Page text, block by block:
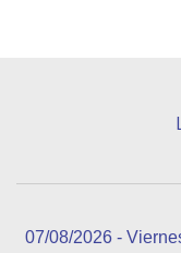
07/08/2026 -